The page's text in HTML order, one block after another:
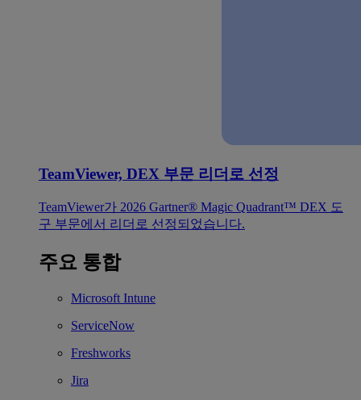
TeamViewer, DEX 부문 리더로 선정
TeamViewer가 2026 Gartner® Magic Quadrant™ DEX 도
구 부문에서 리더로 선정되었습니다.
주요 통합
Microsoft Intune
ServiceNow
Freshworks
Jira